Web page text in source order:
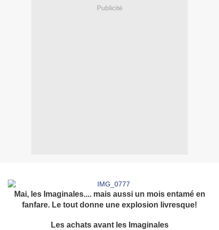
Publicité
Mai, les Imaginales.... mais aussi un mois entamé en
fanfare. Le tout donne une explosion livresque!
Les achats avant les Imaginales